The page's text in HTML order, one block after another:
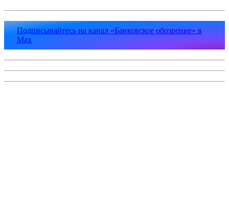
Подписывайтесь на канал «Банковское обозрение» в
Max